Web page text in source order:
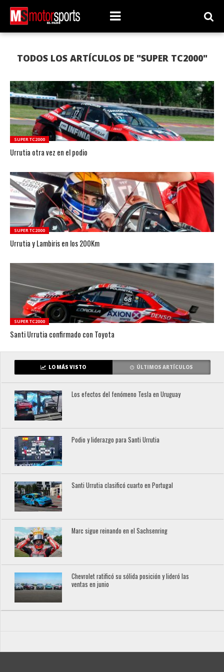
TODOS LOS ARTÍCULOS DE "SUPER TC2000"
SUPER TC2000
Urrutia otra vez en el podio
SUPER TC2000
Urrutia y Lambiris en los 200Km
SUPER TC2000
Santi Urrutia confirmado con Toyota
LO MÁS VISTO ÚLTIMOS ARTÍCULOS
Los efectos del fenómeno Tesla en Uruguay
Podio y liderazgo para Santi Urrutia
Santi Urrutia clasificó cuarto en Portugal
Marc sigue reinando en el Sachsenring
Chevrolet ratificó su sólida posición y lideró las
ventas en junio